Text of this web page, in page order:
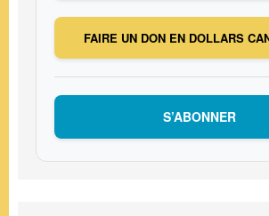
FAIRE UN DON EN DOLLARS
S’ABONNER